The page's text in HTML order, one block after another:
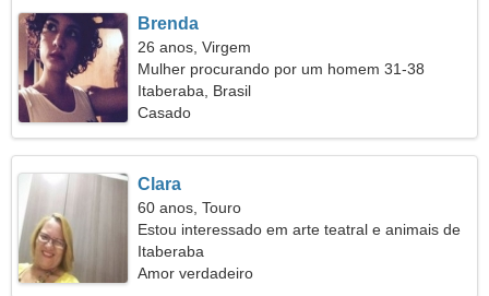
Brenda
26 anos, Virgem
Mulher procurando por um homem 31-38
Itaberaba, Brasil
Casado
Clara
60 anos, Touro
Estou interessado em arte teatral e animais de
estimação
Itaberaba
Amor verdadeiro